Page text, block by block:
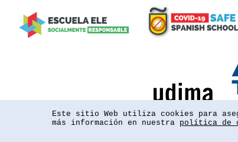
Este sitio Web utiliza cookies para
más información en nuestra política de